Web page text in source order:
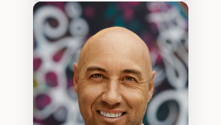
Expertises
Didactique des sciences – processus
d’enquête et culture scientifique
Éducation en milieu minoritaire –
construction identitaire et conscience
critique
Technologies éducatives – ludification et
programmation pédagogique
La langue dans toutes les matières –
environnement discursif et langage
scientifique